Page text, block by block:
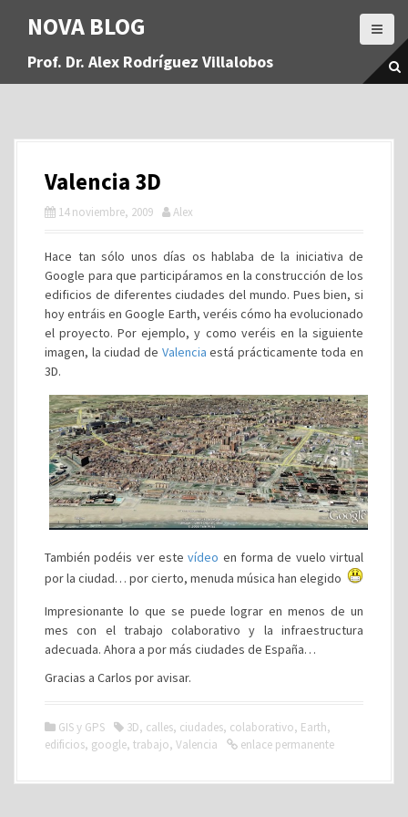
a
NOVA BLOG
Prof. Dr. Alex Rodríguez Villalobos
Valencia 3D
14 noviembre, 2009 Alex
Hace tan sólo unos días os hablaba de la iniciativa de
Google para que participáramos en la construcción de los
edificios de diferentes ciudades del mundo. Pues bien, si
hoy entráis en Google Earth, veréis cómo ha evolucionado
el proyecto. Por ejemplo, y como veréis en la siguiente
imagen, la ciudad de Valencia está prácticamente toda en
3D.
También podéis ver estevídeo en forma de vuelo virtual
por la ciudad… por cierto, menuda música han elegido
Impresionante lo que se puede lograr en menos de un
mes con el trabajo colaborativo y la infraestructura
adecuada. Ahora a por más ciudades de España…
Gracias a Carlos por avisar.
GIS y GPS 3D, calles, ciudades, colaborativo, Earth,
edificios, google, trabajo, Valencia enlace permanente